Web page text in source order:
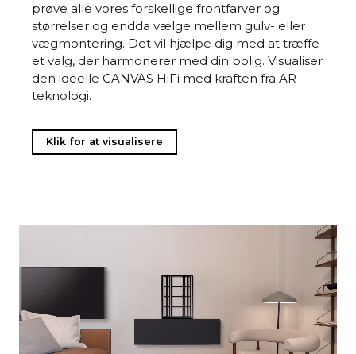
prøve alle vores forskellige frontfarver og
størrelser og endda vælge mellem gulv- eller
vægmontering. Det vil hjælpe dig med at træffe
et valg, der harmonerer med din bolig. Visualiser
den ideelle CANVAS HiFi med kraften fra AR-
teknologi.
Klik for at visualisere